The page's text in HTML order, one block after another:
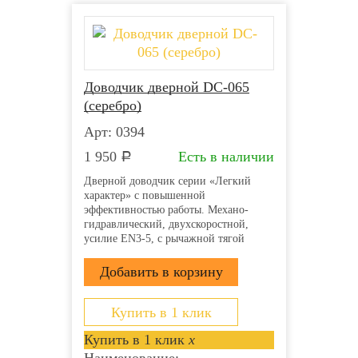
Оплата картой онлайн через сайт
Оплата по счету для юридических лиц
Банковский перевод на карту
Более детально со способами доставки можно
ознакомитьсяздесь
Доводчик дверной DC-065
(серебро)
Арт: 0394
1 950 Р Есть в наличии
Дверной доводчик серии «Легкий
характер» с повышенной
эффективностью работы. Механо-
гидравлический, двухскоростной,
усилие EN3-5, с рычажной тягой
Купить в 1 клик
Купить в 1 клик x